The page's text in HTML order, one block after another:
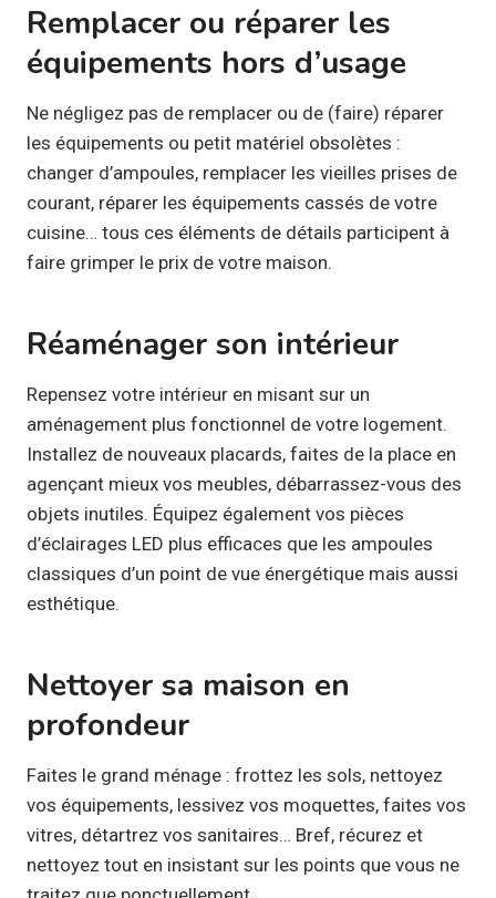
Remplacer ou réparer les
équipements hors d’usage
Ne négligez pas de remplacer ou de (faire) réparer
les équipements ou petit matériel obsolètes :
changer d’ampoules, remplacer les vieilles prises de
courant, réparer les équipements cassés de votre
cuisine… tous ces éléments de détails participent à
faire grimper le prix de votre maison.
Réaménager son intérieur
Repensez votre intérieur en misant sur un
aménagement plus fonctionnel de votre logement.
Installez de nouveaux placards, faites de la place en
agençant mieux vos meubles, débarrassez-vous des
objets inutiles. Équipez également vos pièces
d’éclairages LED plus efficaces que les ampoules
classiques d’un point de vue énergétique mais aussi
esthétique.
Nettoyer sa maison en
profondeur
Faites le grand ménage : frottez les sols, nettoyez
vos équipements, lessivez vos moquettes, faites vos
vitres, détartrez vos sanitaires… Bref, récurez et
nettoyez tout en insistant sur les points que vous ne